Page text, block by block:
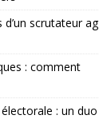
scrutateur ag
: comment
: un duo